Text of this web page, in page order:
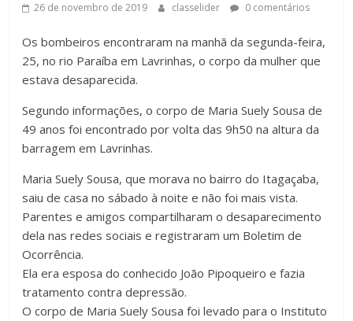
26 de novembro de 2019 classelider 0 comentários
Os bombeiros encontraram na manhã da segunda-feira,
25, no rio Paraíba em Lavrinhas, o corpo da mulher que
estava desaparecida.
Segundo informações, o corpo de Maria Suely Sousa de
49 anos foi encontrado por volta das 9h50 na altura da
barragem em Lavrinhas.
Maria Suely Sousa, que morava no bairro do Itagaçaba,
saiu de casa no sábado à noite e não foi mais vista.
Parentes e amigos compartilharam o desaparecimento
dela nas redes sociais e registraram um Boletim de
Ocorrência.
Ela era esposa do conhecido João Pipoqueiro e fazia
tratamento contra depressão.
O corpo de Maria Suely Sousa foi levado para o Instituto